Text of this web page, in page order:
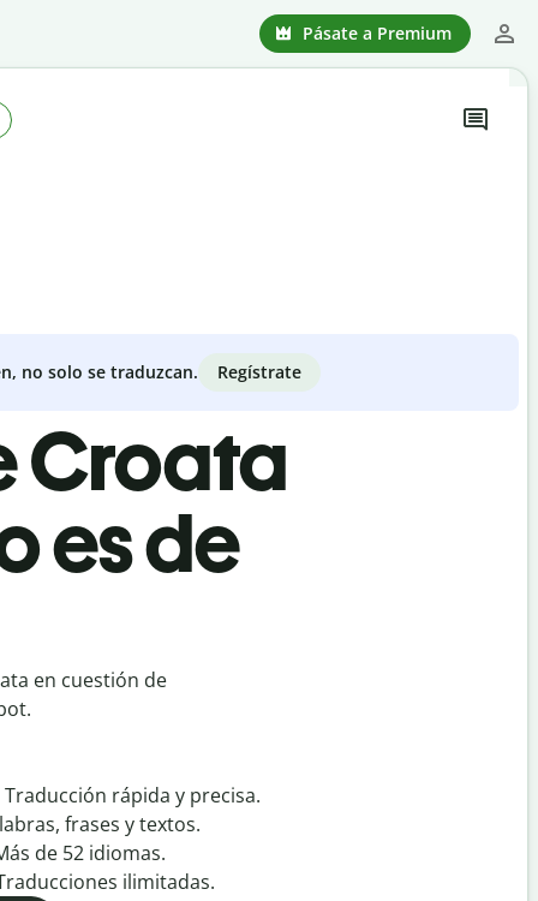
Pásate a Premium
no solo se traduzcan. Regístrate
Croata
es de
en cuestión de
Traducción rápida y precisa.
frases y textos.
de 52 idiomas.
ilimitadas.